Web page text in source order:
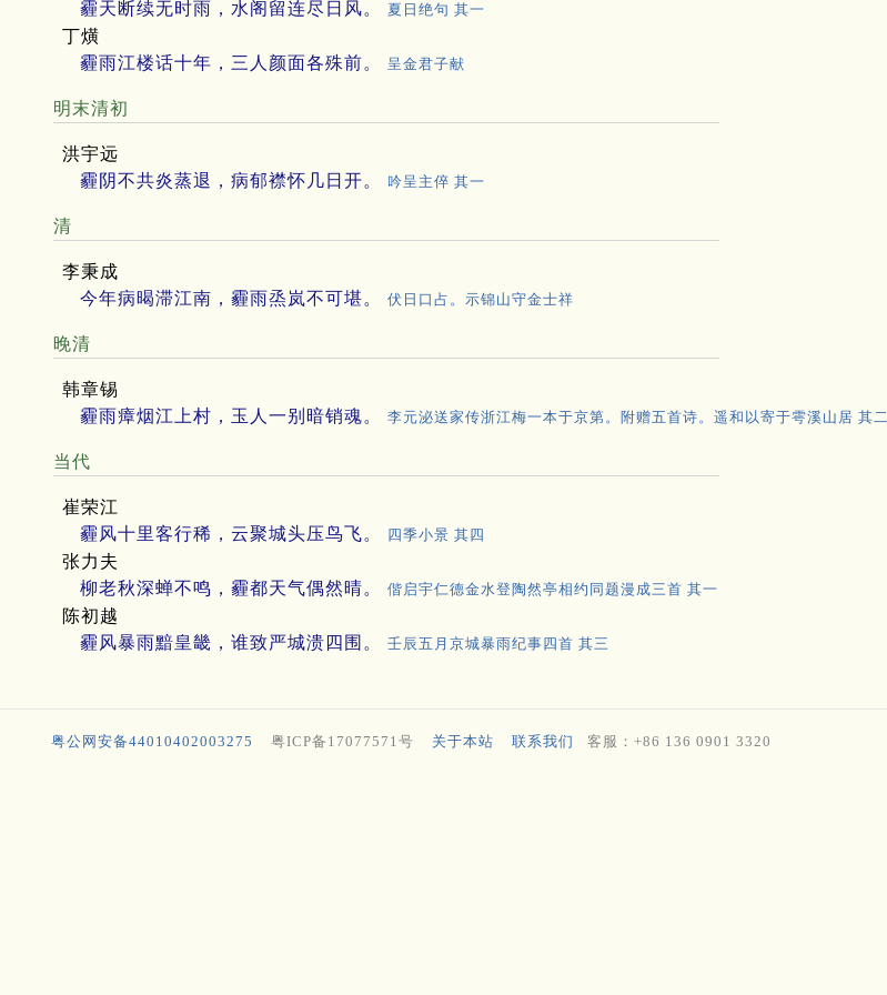
霾天断续无时雨，水阁留连尽日风。 夏日绝句 其一
丁熿
霾雨江楼话十年，三人颜面各殊前。
呈金君子献
明末清初
洪宇远
霾阴不共炎蒸退，病郁襟怀几日开。
吟呈主倅 其一
清
李秉成
今年病暍滞江南，霾雨烝岚不可堪。
伏日口占。示锦山守金士祥
晚清
韩章锡
霾雨瘴烟江上村，玉人一别暗销魂。
李元泌送家传浙江梅一本于京第。附赠五首诗。遥和以寄于雩溪山居 其二
当代
崔荣江
霾风十里客行稀，云聚城头压鸟飞。
四季小景 其四
张力夫
柳老秋深蝉不鸣，霾都天气偶然晴。
偕启宇仁德金水登陶然亭相约同题漫成三首 其一
陈初越
霾风暴雨黯皇畿，谁致严城溃四围。
壬辰五月京城暴雨纪事四首 其三
粤公网安备44010402003275 粤ICP备17077571号 关于本站 联系我们 客服：+86 136 0901 3320